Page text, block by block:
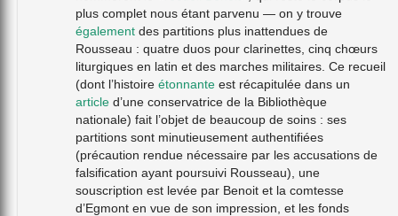
plus complet nous étant parvenu — on y trouve
également des partitions plus inattendues de
Rousseau : quatre duos pour clarinettes, cinq chœurs
liturgiques en latin et des marches militaires. Ce recueil
(dont l’histoireétonnante est récapitulée dans un
article d’une conservatrice de la Bibliothèque
nationale) fait l’objet de beaucoup de soins : ses
partitions sont minutieusement authentifiées
(précaution rendue nécessaire par les accusations de
falsification ayant poursuivi Rousseau), une
souscription est levée par Benoit et la comtesse
d’Egmont en vue de son impression, et les fonds